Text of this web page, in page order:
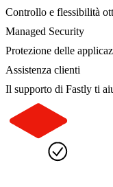
Controllo e flessibilità
Managed Security
Protezione delle
Assistenza clienti
Il supporto di Fastly ti